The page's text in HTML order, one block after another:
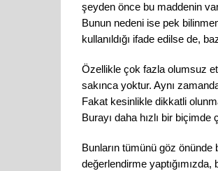
şeyden önce bu maddenin
Bunun nedeni ise pek
kullanıldığı ifade edilse de,
Özellikle çok fazla olumsuz
sakınca yoktur. Aynı
Fakat kesinlikle dikkatli
Burayı daha hızlı bir biçimde
Bunların tümünü göz
değerlendirme